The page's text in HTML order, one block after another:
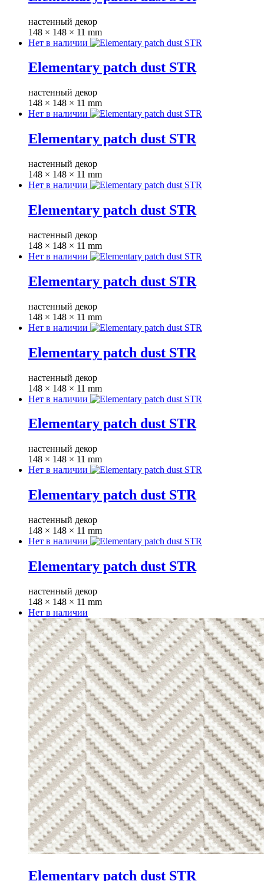
настенный декор
148 × 148 × 11 mm
Нет в наличии
Elementary patch dust STR
настенный декор
148 × 148 × 11 mm
Нет в наличии
Elementary patch dust STR
настенный декор
148 × 148 × 11 mm
Нет в наличии
Elementary patch dust STR
настенный декор
148 × 148 × 11 mm
Нет в наличии
Elementary patch dust STR
настенный декор
148 × 148 × 11 mm
Нет в наличии
Elementary patch dust STR
настенный декор
148 × 148 × 11 mm
Нет в наличии
Elementary patch dust STR
настенный декор
148 × 148 × 11 mm
Нет в наличии
Elementary patch dust STR
настенный декор
148 × 148 × 11 mm
Нет в наличии
Elementary patch dust STR
настенный декор
148 × 148 × 11 mm
Нет в наличии
Elementary patch dust STR